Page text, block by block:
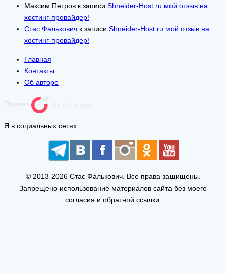
Максим Петров к записи Shneider-Host.ru мой отзыв на
хостинг-провайдер!
Стас Фалькович к записи Shneider-Host.ru мой отзыв на
хостинг-провайдер!
Главная
Контакты
Об авторе
Проект
Я в социальных сетях
© 2013-2026 Стас Фалькович. Все права защищены.
Запрещено использование материалов сайта без моего
согласия и обратной ссылки.